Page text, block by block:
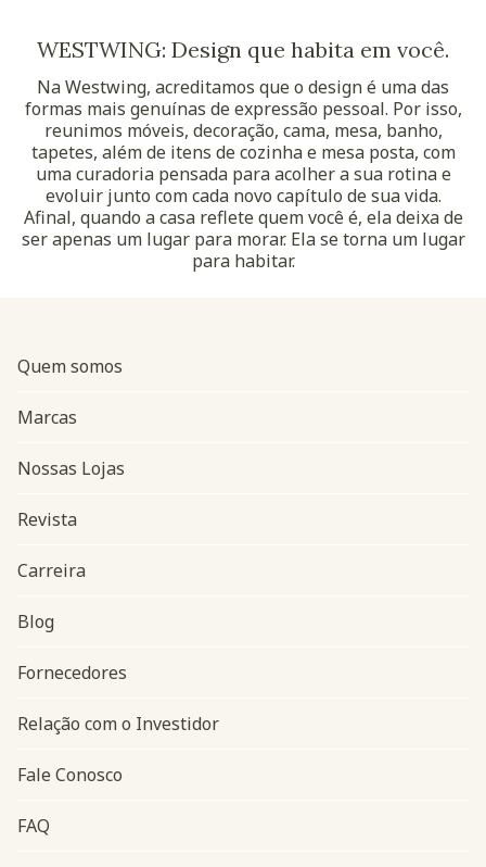
WESTWING: Design que habita em você.
Na Westwing, acreditamos que o design é uma das
formas mais genuínas de expressão pessoal. Por isso,
reunimos móveis, decoração, cama, mesa, banho,
tapetes, além de itens de cozinha e mesa posta, com
uma curadoria pensada para acolher a sua rotina e
evoluir junto com cada novo capítulo de sua vida.
Afinal, quando a casa reflete quem você é, ela deixa de
ser apenas um lugar para morar. Ela se torna um lugar
para habitar.
Navegação do rodapé
Quem somos
Marcas
Nossas Lojas
Revista
Carreira
Blog
Fornecedores
Relação com o Investidor
Fale Conosco
FAQ